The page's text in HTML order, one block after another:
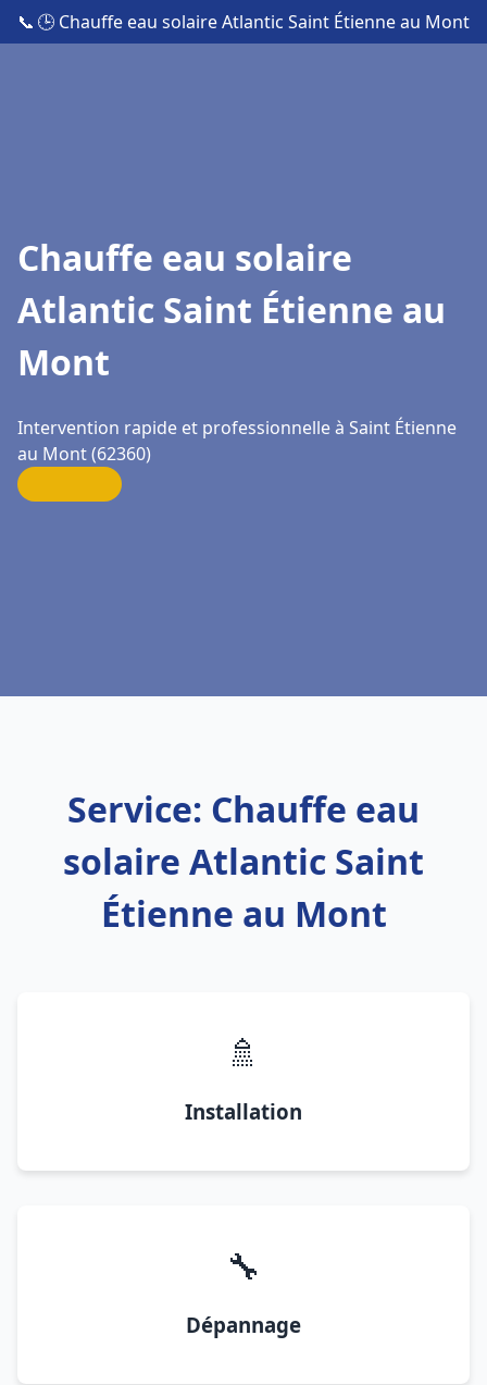
📞 🕒 Chauffe eau solaire Atlantic Saint Étienne au Mont
Chauffe eau solaire
Atlantic Saint Étienne au
Mont
Intervention rapide et professionnelle à Saint Étienne
au Mont (62360)
Service: Chauffe eau
solaire Atlantic Saint
Étienne au Mont
🚿
Installation
🔧
Dépannage